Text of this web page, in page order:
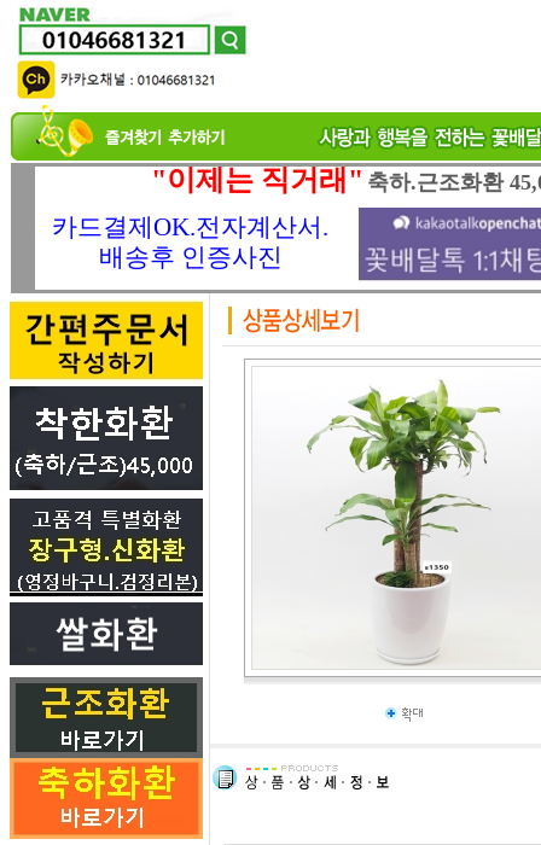
"이제는 직거래" 축하.근조화환
카드결제OK.전자계산서.
배송후 인증사진